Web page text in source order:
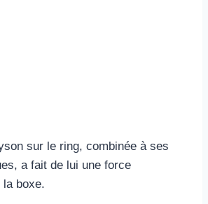
sur le ring, combinée à ses
a fait de lui une force
la boxe.